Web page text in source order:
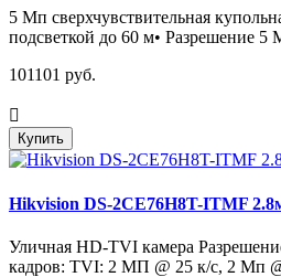
5 Мп сверхчувствительная
подсветкой до 60 м• Разрешение 5
101101 руб.
Купить
Hikvision DS-2CE76H8T-ITMF
Уличная HD-TVI камера
кадров: TVI: 2 МП @ 25 к/с, 2 Мп